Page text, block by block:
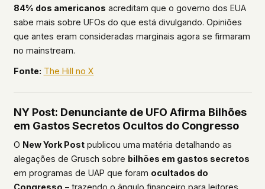
84% dos americanos acreditam que o governo dos EUA
sabe mais sobre UFOs do que está divulgando. Opiniões
que antes eram consideradas marginais agora se firmaram
no mainstream.
Fonte: The Hill no X
NY Post: Denunciante de UFO Afirma Bilhões
em Gastos Secretos Ocultos do Congresso
O New York Postpublicou uma matéria detalhando as
alegações de Grusch sobre bilhões em gastos secretos
em programas de UAP que foram ocultados do